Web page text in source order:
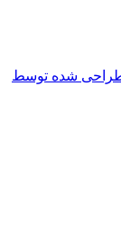
شده توسط